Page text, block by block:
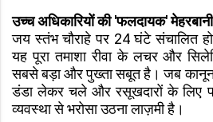
उच्च अधिकारियों की 'फलदायक'
जय स्तंभ चौराहे पर 24 घंटे संचालित
यह पूरा तमाशा रीवा के लचर और
सबसे बड़ा और पुख्ता सबूत है। जब
डंडा लेकर चले और रसूखदारों के लिए
व्यवस्था से भरोसा उठना लाज़मी है।